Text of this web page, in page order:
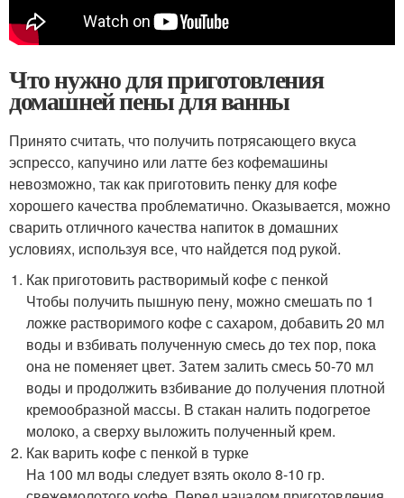
Что нужно для приготовления
домашней пены для ванны
Принято считать, что получить потрясающего вкуса
эспрессо, капучино или латте без кофемашины
невозможно, так как приготовить пенку для кофе
хорошего качества проблематично. Оказывается, можно
сварить отличного качества напиток в домашних
условиях, используя все, что найдется под рукой.
Как приготовить растворимый кофе с пенкой
Чтобы получить пышную пену, можно смешать по 1
ложке растворимого кофе с сахаром, добавить 20 мл
воды и взбивать полученную смесь до тех пор, пока
она не поменяет цвет. Затем залить смесь 50-70 мл
воды и продолжить взбивание до получения плотной
кремообразной массы. В стакан налить подогретое
молоко, а сверху выложить полученный крем.
Как варить кофе с пенкой в турке
На 100 мл воды следует взять около 8-10 гр.